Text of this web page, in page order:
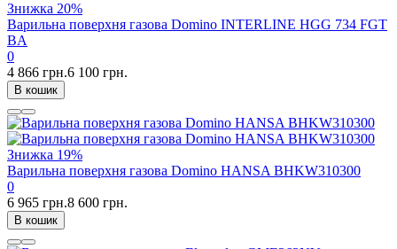
Знижка 20%
Варильна поверхня газова Domino INTERLINE HGG 734 FGT
BA
0
4 866 грн.6 100 грн.
В кошик
Знижка 19%
Варильна поверхня газова Domino HANSA BHKW310300
0
6 965 грн.8 600 грн.
В кошик